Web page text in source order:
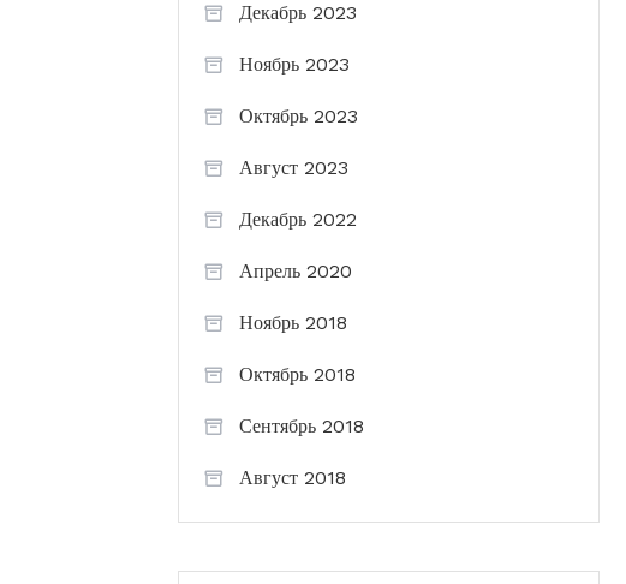
Декабрь 2023
Ноябрь 2023
Октябрь 2023
Август 2023
Декабрь 2022
Апрель 2020
Ноябрь 2018
Октябрь 2018
Сентябрь 2018
Август 2018